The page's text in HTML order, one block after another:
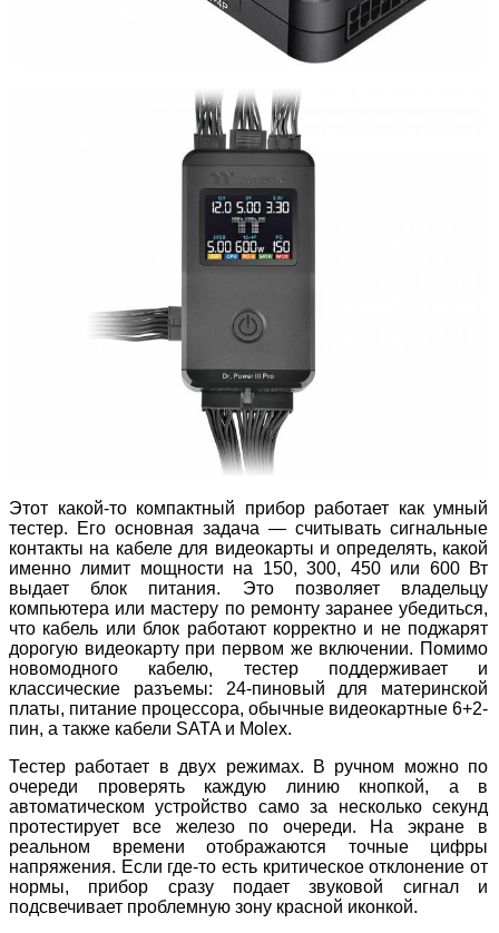
Этот какой-то компактный прибор работает как умный
тестер. Егоосновнаязадача — считывать сигнальные
контакты на кабеле для видеокарты и определять, какой
именно лимит мощности на 150, 300, 450 или 600 Вт
выдает блок питания. Это позволяет владельцу
компьютера или мастеру по ремонту заранее убедиться,
что кабель или блок работают корректно и не поджарят
дорогую видеокарту при первом же включении. Помимо
новомодного кабелю, тестер поддерживает и
классические разъемы: 24-пиновый для материнской
платы, питание процессора, обычные видеокартные 6+2-
пин, а также кабели SATA и Molex.
Тестер работает в двух режимах. В ручном можно по
очереди проверять каждую линию кнопкой, а в
автоматическом устройство само за несколько секунд
протестирует все железо по очереди. На экране в
реальном времени отображаются точные цифры
напряжения. Если где-то есть критическое отклонение от
нормы, прибор сразу подает звуковой сигнал и
подсвечивает проблемную зону красной иконкой.